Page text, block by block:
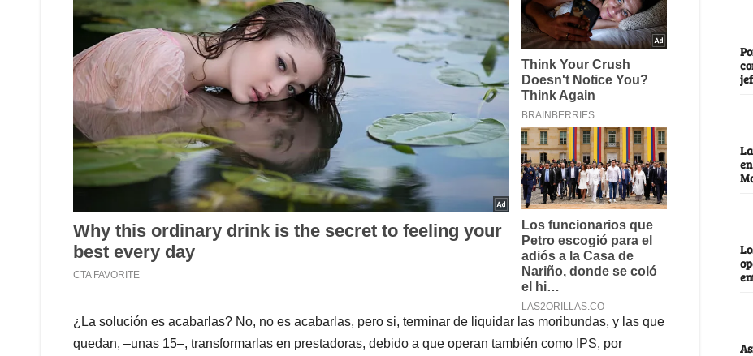
¿La solución es acabarlas? No, no es acabarlas, pero si, terminar de liquidar las moribundas, y las que
quedan, –unas 15–, transformarlas en prestadoras, debido a que operan también como IPS, por